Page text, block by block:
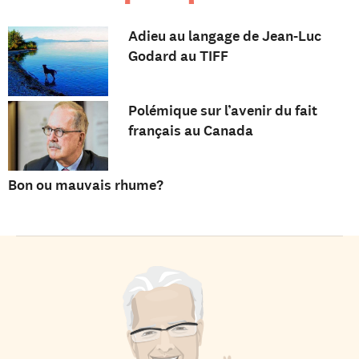
Adieu au langage de Jean-Luc
Godard au TIFF
Polémique sur l’avenir du fait
français au Canada
Bon ou mauvais rhume?